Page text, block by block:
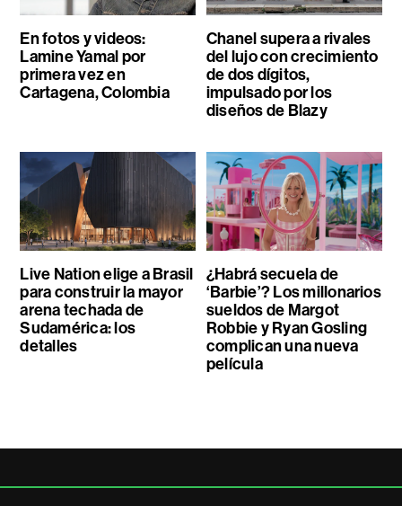
En fotos y videos:
Lamine Yamal por
primera vez en
Cartagena, Colombia
Chanel supera a rivales
del lujo con crecimiento
de dos dígitos,
impulsado por los
diseños de Blazy
Live Nation elige a Brasil
para construir la mayor
arena techada de
Sudamérica: los
detalles
¿Habrá secuela de
‘Barbie’? Los millonarios
sueldos de Margot
Robbie y Ryan Gosling
complican una nueva
película